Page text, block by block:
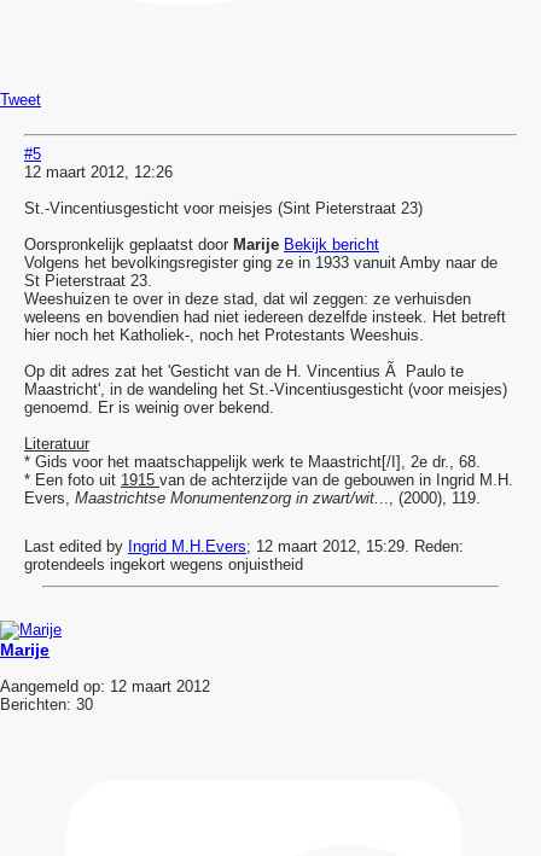
Tweet
#5
12 maart 2012, 12:26
St.-Vincentiusgesticht voor meisjes (Sint Pieterstraat 23)
Oorspronkelijk geplaatst door Marije Bekijk bericht
Volgens het bevolkingsregister ging ze in 1933 vanuit Amby naar de
St Pieterstraat 23.
Weeshuizen te over in deze stad, dat wil zeggen: ze verhuisden
weleens en bovendien had niet iedereen dezelfde insteek. Het betreft
hier noch het Katholiek-, noch het Protestants Weeshuis.
Op dit adres zat het 'Gesticht van de H. Vincentius Ã Paulo te
Maastricht', in de wandeling het St.-Vincentiusgesticht (voor meisjes)
genoemd. Er is weinig over bekend.
Literatuur
* Gids voor het maatschappelijk werk te Maastricht[/I], 2e dr., 68.
* Een foto uit 1915 van de achterzijde van de gebouwen in Ingrid M.H.
Evers, Maastrichtse Monumentenzorg in zwart/wit. .., (2000), 119.
Last edited by Ingrid M.H.Evers; 12 maart 2012, 15:29 Reden:
grotendeels ingekort wegens onjuistheid
Marije
Aangemeld op: 12 maart 2012
Berichten: 30